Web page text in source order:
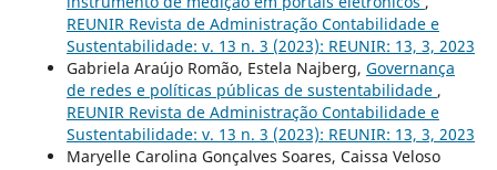
REUNIR Revista de Administração Contabilidade e
Sustentabilidade: v. 13 n. 3 (2023): REUNIR: 13, 3, 2023
Gabriela Araújo Romão, Estela Najberg, Governança
de redes e políticas públicas de sustentabilidade ,
REUNIR Revista de Administração Contabilidade e
Sustentabilidade: v. 13 n. 3 (2023): REUNIR: 13, 3, 2023
Maryelle Carolina Gonçalves Soares, Caissa Veloso